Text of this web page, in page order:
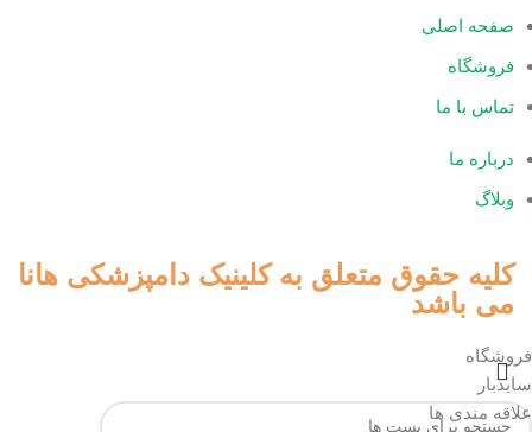
صفحه اصلی
فروشگاه
تماس با ما
درباره ما
وبلاگ
کلیه حقوق متعلق به کلینیک دامپزشکی هانا
می باشد
فروشگاه
سایدبار
علاقه مندی ها